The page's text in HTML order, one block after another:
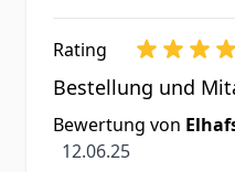
Rating
Bestellung und
Bewertung von
12. Juni 2025
12.06.25